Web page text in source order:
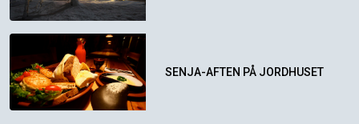
SENJA-AFTEN PÅ JORDHUSET